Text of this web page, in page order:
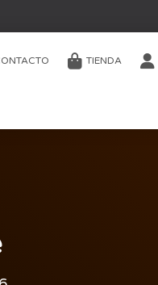
TIENDA